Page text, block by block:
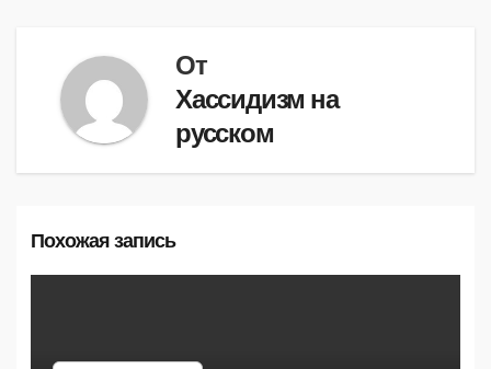
От
Хассидизм на
русском
Похожая запись